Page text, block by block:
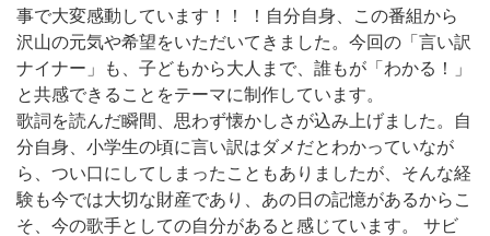
事で大変感動しています！！ ！自分自身、この番組から
沢山の元気や希望をいただいてきました。今回の「言い訳
ナイナー」も、子どもから大人まで、誰もが「わかる！」
と共感できることをテーマに制作しています。
歌詞を読んだ瞬間、思わず懐かしさが込み上げました。自
分自身、小学生の頃に言い訳はダメだとわかっていなが
ら、つい口にしてしまったこともありましたが、そんな経
験も今では大切な財産であり、あの日の記憶があるからこ
そ、今の歌手としての自分があると感じています。 サビ